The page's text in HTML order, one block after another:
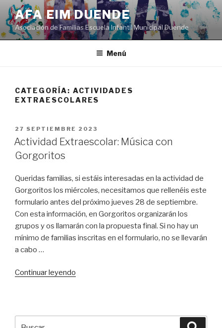
Saltar
contenido
AFA EIM DUENDE
Asociación de Familias Escuela Infantil Municipal Duende
Menú
CATEGORÍA: ACTIVIDADES
EXTRAESCOLARES
PUBLICADO
EL
27 SEPTIEMBRE 2023
Actividad Extraescolar: Música con
Gorgoritos
Queridas familias, si estáis interesadas en la actividad de
Gorgoritos los miércoles, necesitamos que rellenéis este
formulario antes del próximo jueves 28 de septiembre.
Con esta información, en Gorgoritos organizarán los
grupos y os llamarán con la propuesta final. Si no hay un
mínimo de familias inscritas en el formulario, no se llevarán
a cabo …
Continuar leyendo